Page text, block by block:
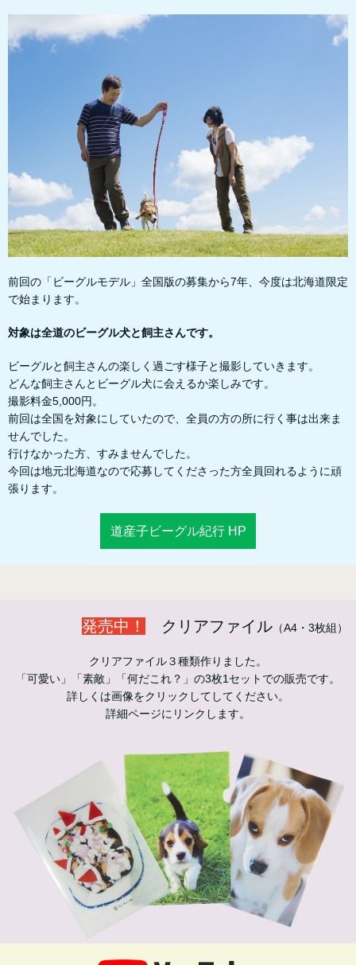
前回の「ビーグルモデル」全国版の募集から7年、今度は北海道限定
で始まります。
対象は全道のビーグル犬と飼主さんです。
ビーグルと飼主さんの楽しく過ごす様子と撮影していきます。
どんな飼主さんとビーグル犬に会えるか楽しみです。
撮影料金5,000円。
前回は全国を対象にしていたので、全員の方の所に行く事は出来ま
せんでした。
行けなかった方、すみませんでした。
今回は地元北海道なので応募してくださった方全員回れるように頑
張ります。
道産子ビーグル紀行 HP
発売中！ クリアファイル （A4・3枚組）
クリアファイル３種類作りました。
「可愛い」「素敵」「何だこれ？」の3枚1セットでの販売です。
詳しくは画像をクリックしてしてください。
詳細ページにリンクします。